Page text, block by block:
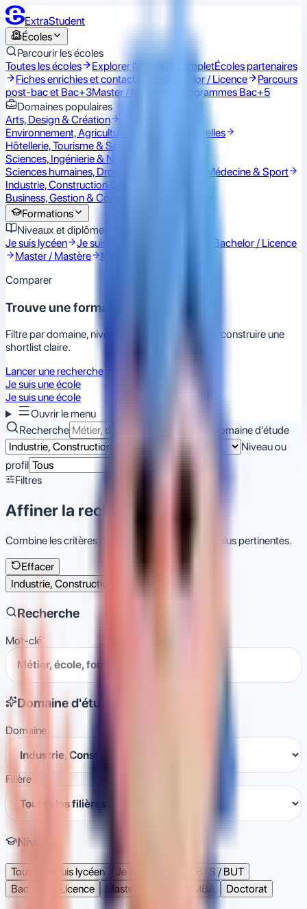
ExtraStudent
Écoles
Parcourir les écoles
Toutes les écoles
Explorer l'annuaire completÉcoles partenaires
Fiches enrichies et contact direct
Bachelor / Licence
Parcours
post-bac et Bac+3Master / Mastère
Programmes Bac+5
Domaines populaires
Arts, Design & Création
Environnement, Agriculture & Sciences naturelles
Hôtellerie, Tourisme & Services
Sciences, Ingénierie & Numérique
Sciences humaines, Droit & Société
Santé, Médecine & Sport
Industrie, Construction & Sécurité
Business, Gestion & Commerce
Formations
Niveaux et diplômes
Je suis lycéen
Je suis étudiant
Bachelor / Licence
Master / Mastère
MBA
Comparer
Trouve une formation adaptée
Filtre par domaine, niveau, région et écoles pour construire une
shortlist claire.
Lancer une recherche
Je suis une école
Je suis une école
Ouvrir le menu
Recherche
Domaine d'étude
Niveau ou
profil
Filtres
Affiner la recherche
Combine les critères pour trouver les écoles les plus pertinentes.
Effacer
Industrie, Construction & Sécurité
Recherche
Mot-clé
Domaine d'étude
Domaine
Filière
Niveau
Tous Je suis lycéen Je suis étudiant
BTS / BUT
Bachelor / Licence
Master / Mastère MBA Doctorat